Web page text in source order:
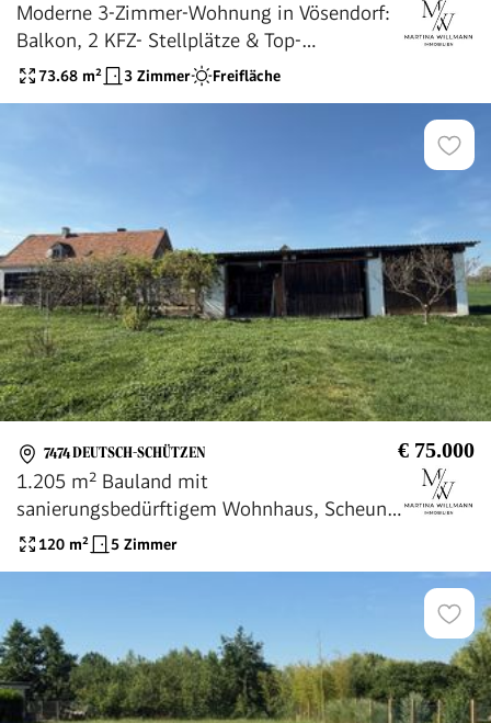
Moderne 3-Zimmer-Wohnung in Vösendorf:
Balkon, 2 KFZ- Stellplätze & Top-
Ausstattung!
73.68 m² 3 Zimmer Freifläche
7474 DEUTSCH-SCHÜTZEN € 75.000
1.205 m² Bauland mit
sanierungsbedürftigem Wohnhaus, Scheune,
PV-Anlage
120 m² 5 Zimmer